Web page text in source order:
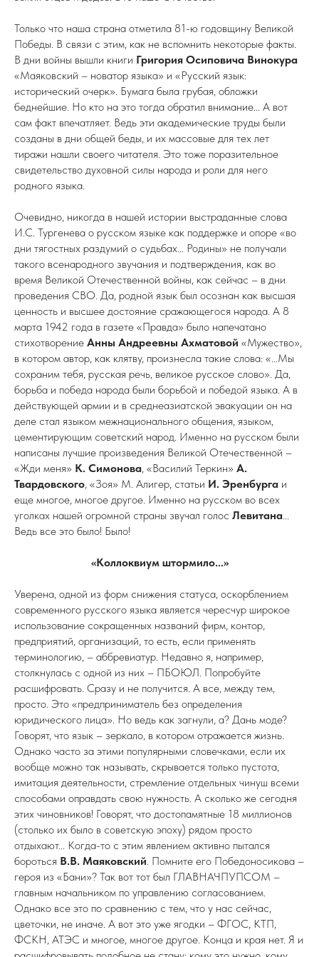
Только что наша страна отметила 81-ю годовщину Великой
Победы. В связи с этим, как не вспомнить некоторые факты.
В дни войны вышли книги Григория Осиповича Винокура
«Маяковский – новатор языка» и «Русский язык:
исторический очерк». Бумага была грубая, обложки
беднейшие. Но кто на это тогда обратил внимание... А вот
сам факт впечатляет. Ведь эти академические труды были
созданы в дни общей беды, и их массовые для тех лет
тиражи нашли своего читателя. Это тоже поразительное
свидетельство духовной силы народа и роли для него
родного языка.
Очевидно, никогда в нашей истории выстраданные слова
И.С. Тургенева о русском языке как поддержке и опоре «во
дни тягостных раздумий о судьбах... Родины» не получали
такого всенародного звучания и подтверждения, как во
время Великой Отечественной войны, как сейчас – в дни
проведения СВО. Да, родной язык был осознан как высшая
ценность и высшее достояние сражающегося народа. А 8
марта 1942 года в газете «Правда» было напечатано
стихотворение Анны Андреевны Ахматовой «Мужество»,
в котором автор, как клятву, произнесла такие слова: «...Мы
сохраним тебя, русская речь, великое русское слово». Да,
борьба и победа народа были борьбой и победой языка. А в
действующей армии и в среднеазиатской эвакуации он на
деле стал языком межнационального общения, языком,
цементирующим советский народ. Именно на русском были
написаны лучшие произведения Великой Отечественной –
«Жди меня» К. Симонова, «Василий Теркин» А.
Твардовского, «Зоя» М. Алигер, статьи И. Эренбурга и
еще многое, многое другое. Именно на русском во всех
уголках нашей огромной страны звучал голос Левитана...
Ведь все это было! Было!
«Коллоквиум штормило...»
Уверена, одной из форм снижения статуса, оскорблением
современного русского языка является чересчур широкое
использование сокращенных названий фирм, контор,
предприятий, организаций, то есть, если применять
терминологию, – аббревиатур. Недавно я, например,
столкнулась с одной из них – ПБОЮЛ. Попробуйте
расшифровать. Сразу и не получится. А все, между тем,
просто. Это «предприниматель без определения
юридического лица». Но ведь как загнули, а? Дань моде?
Говорят, что язык – зеркало, в котором отражается жизнь.
Однако часто за этими популярными словечками, если их
вообще можно так называть, скрывается только пустота,
имитация деятельности, стремление отдельных чинуш всеми
способами оправдать свою нужность. А сколько же сегодня
этих чиновников! Говорят, что достопамятные 18 миллионов
(столько их было в советскую эпоху) рядом просто
отдыхают... Когда-то с этим явлением активно пытался
бороться В.В. Маяковский. Помните его Победоносикова –
героя из «Бани»? Так вот тот был ГЛАВНАЧПУПСОМ –
главным начальником по управлению согласованием.
Однако все это по сравнению с тем, что у нас сейчас,
цветочки, не иначе. А вот это уже ягодки – ФГОС, КТП,
ФСКН, АТЭС и многое, многое другое. Конца и края нет. Я и